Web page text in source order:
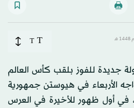
T
T
جديدة للفوز بلقب كأس العالم
الأربعاء في هيوستن جمهورية
في أول ظهور للأخيرة في العرس